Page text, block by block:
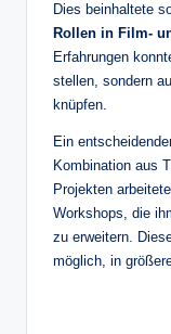
Dies beinhaltete
Rollen in Film-
Erfahrungen
stellen, sondern
knüpfen.
Ein
Kombination aus
Projekten
Workshops, die
zu erweitern.
möglich, in